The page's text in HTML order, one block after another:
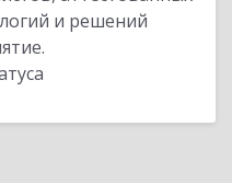
и решений